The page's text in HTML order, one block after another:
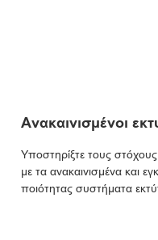
Ανακαινισμένοι
Υποστηρίξτε τους
με τα ανακαινισμένα και
ποιότητας συστήματα